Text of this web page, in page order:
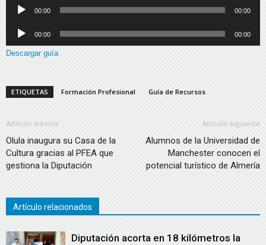
Reproductor
audio
00:00 00:00
Reproductor
de
00:00 00:00
Descargar guía
ETIQUETAS Formación Profesional Guía de Recursos
Artículo anterior
Olula inaugura su Casa de la
Cultura gracias al PFEA que
gestiona la Diputación
Artículo siguiente
Alumnos de la Universidad de
Manchester conocen el
potencial turístico de Almería
Artículo relacionados
Diputación acorta en 18 kilómetros la